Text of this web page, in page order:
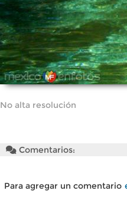
No alta resolución
Comentarios:
Para agregar un comentario